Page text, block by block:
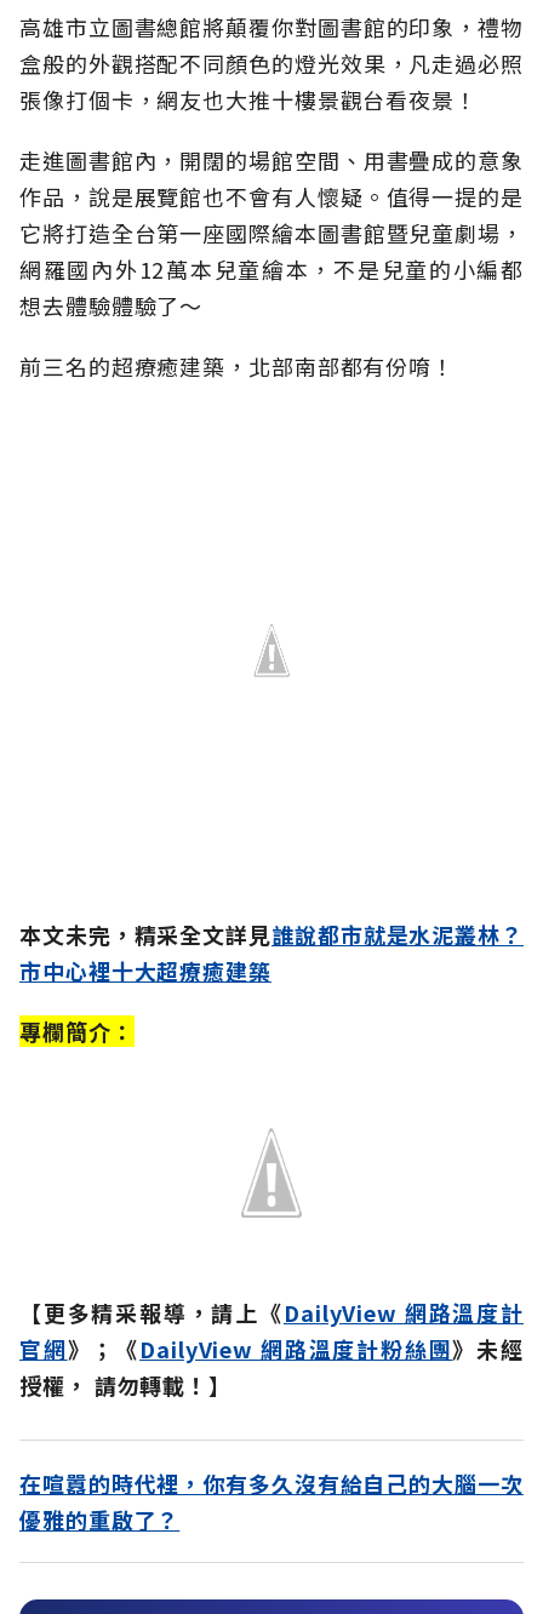
高雄市立圖書總館將顛覆你對圖書館的印象，禮物
盒般的外觀搭配不同顏色的燈光效果，凡走過必照
張像打個卡，網友也大推十樓景觀台看夜景！
走進圖書館內，開闊的場館空間、用書疊成的意象
作品，說是展覽館也不會有人懷疑。值得一提的是
它將打造全台第一座國際繪本圖書館暨兒童劇場，
網羅國內外12萬本兒童繪本，不是兒童的小編都
想去體驗體驗了～
前三名的超療癒建築，北部南部都有份唷！
本文未完，精采全文詳見誰說都市就是水泥叢林？
市中心裡十大超療癒建築
專欄簡介：
【更多精采報導，請上《DailyView 網路溫度計
官網》；《DailyView 網路溫度計粉絲團》未經
授權， 請勿轉載！】
在喧囂的時代裡，你有多久沒有給自己的大腦一次
優雅的重啟了？